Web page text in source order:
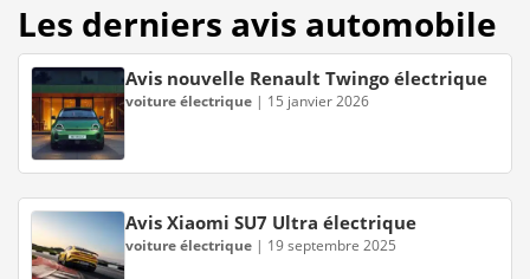
Les derniers avis automobile
Avis nouvelle Renault Twingo électrique
voiture électrique | 15 janvier 2026
Avis Xiaomi SU7 Ultra électrique
voiture électrique | 19 septembre 2025